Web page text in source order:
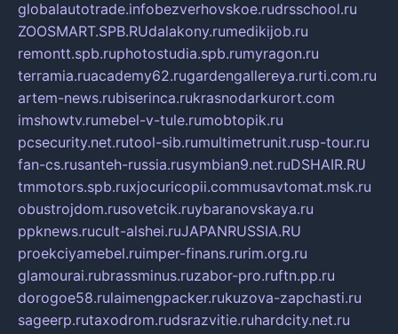
globalautotrade.infobezverhovskoe.rudrsschool.ru
ZOOSMART.SPB.RUdalakony.rumedikijob.ru
remontt.spb.ruphotostudia.spb.rumyragon.ru
terramia.ruacademy62.rugardengallereya.rurti.com.ru
artem-news.rubiserinca.rukrasnodarkurort.com
imshowtv.rumebel-v-tule.rumobtopik.ru
pcsecurity.net.rutool-sib.rumultimetrunit.rusp-tour.ru
fan-cs.rusanteh-russia.rusymbian9.net.ruDSHAIR.RU
tmmotors.spb.ruxjocuricopii.commusavtomat.msk.ru
obustrojdom.rusovetcik.ruybaranovskaya.ru
ppknews.rucult-alshei.ruJAPANRUSSIA.RU
proekciyamebel.ruimper-finans.rurim.org.ru
glamourai.rubrassminus.ruzabor-pro.ruftn.pp.ru
dorogoe58.rulaimengpacker.rukuzova-zapchasti.ru
sageerp.rutaxodrom.rudsrazvitie.ruhardcity.net.ru